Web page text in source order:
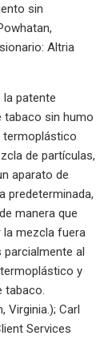
sin
Altria
la patente
tabaco sin humo
termoplástico
de partículas,
aparato de
predeterminada,
manera que
la mezcla fuera
al
y
tabaco.
Virginia.); Carl
Services